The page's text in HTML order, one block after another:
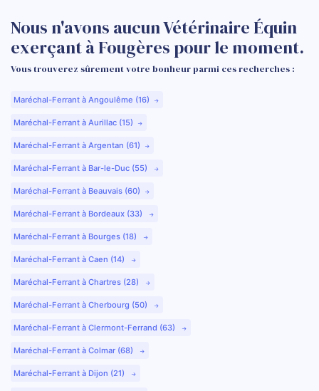
Nous n'avons aucun Vétérinaire Équin
exerçant à Fougères pour le moment.
Vous trouverez sûrement votre bonheur parmi ces recherches :
Maréchal-Ferrant à Angoulême (16)
Maréchal-Ferrant à Aurillac (15)
Maréchal-Ferrant à Argentan (61)
Maréchal-Ferrant à Bar-le-Duc (55)
Maréchal-Ferrant à Beauvais (60)
Maréchal-Ferrant à Bordeaux (33)
Maréchal-Ferrant à Bourges (18)
Maréchal-Ferrant à Caen (14)
Maréchal-Ferrant à Chartres (28)
Maréchal-Ferrant à Cherbourg (50)
Maréchal-Ferrant à Clermont-Ferrand (63)
Maréchal-Ferrant à Colmar (68)
Maréchal-Ferrant à Dijon (21)